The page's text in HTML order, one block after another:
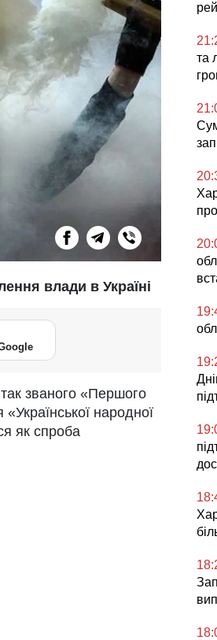
влади в Україні
званого «Першого
«Української народної
як спроба
та